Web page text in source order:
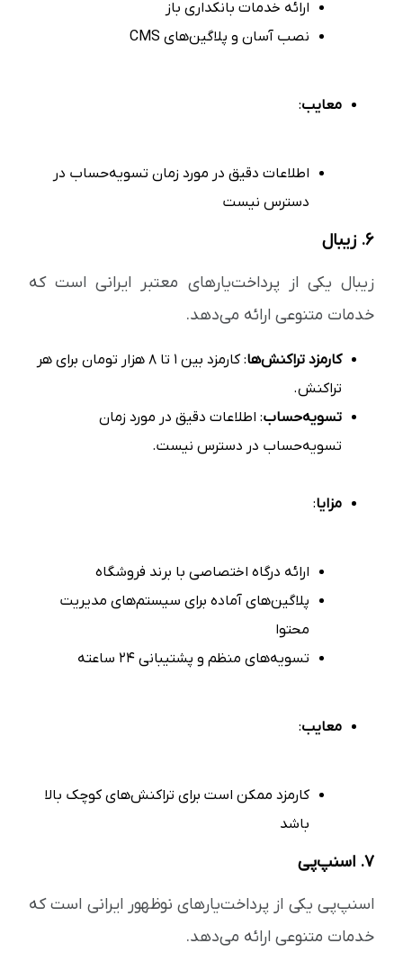
ارائه خدمات بانکداری باز
نصب آسان و پلاگین‌های CMS
معایب:
اطلاعات دقیق در مورد زمان تسویه‌حساب در
دسترس نیست
۶. زیبال
زیبال یکی از پرداخت‌یارهای معتبر ایرانی است که
خدمات متنوعی ارائه می‌دهد.
کارمزد تراکنش‌ها
: کارمزد بین ۱ تا ۸ هزار تومان برای هر
تراکنش.
تسویه‌حساب: اطلاعات دقیق در مورد زمان
تسویه‌حساب در دسترس نیست.
مزایا:
ارائه درگاه اختصاصی با برند فروشگاه
پلاگین‌های آماده برای سیستم‌های مدیریت
محتوا
تسویه‌های منظم و پشتیبانی ۲۴ ساعته
معایب:
کارمزد ممکن است برای تراکنش‌های کوچک بالا
باشد
۷. اسنپ‌پی
اسنپ‌پی یکی از پرداخت‌یارهای نوظهور ایرانی است که
خدمات متنوعی ارائه می‌دهد.